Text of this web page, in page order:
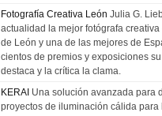
Fotografía Creativa León Julia G.
actualidad la mejor fotógrafa creativa
de León y una de las mejores de
cientos de premios y exposiciones
destaca y la crítica la clama.
KERAI Una solución avanzada para
proyectos de iluminación cálida para